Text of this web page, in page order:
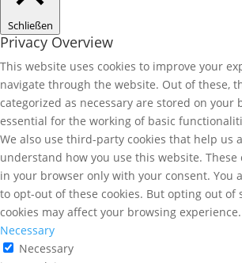
Schließen
Privacy Overview
This website uses cookies to improve your
navigate through the website. Out of these,
categorized as necessary are stored on your
essential for the working of basic
We also use third-party cookies that help us
understand how you use this website. These
in your browser only with your consent. You
to opt-out of these cookies. But opting out of
cookies may affect your browsing experience.
Necessary
Necessary